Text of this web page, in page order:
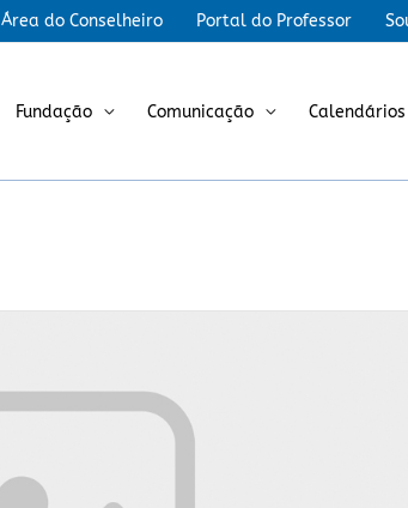
Área do Conselheiro Portal do Professor
Fundação Comunicação